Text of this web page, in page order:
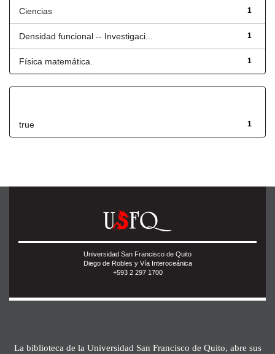
1
Ciencias
1
Densidad funcional -- Investigaci...
1
Física matemática.
1
true
Universidad San Francisco de Quito
Diego de Robles y Vía Interoceánica
+593 2 297 1700
La biblioteca de la Universidad San Francisco de Quito, abre sus